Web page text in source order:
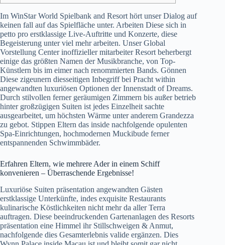
Im WinStar World Spielbank and Resort hört unser Dialog auf
keinen fall auf das Spielfläche unter. Arbeiten Diese sich in
petto pro erstklassige Live-Auftritte und Konzerte, diese
Begeisterung unter viel mehr arbeiten. Unser Global
Vorstellung Center inoffizieller mitarbeiter Resort beherbergt
einige das größten Namen der Musikbranche, von Top-
Künstlern bis im eimer nach renommierten Bands. Gönnen
Diese zigeunern diesseitigen Inbegriff bei Pracht within
angewandten luxuriösen Optionen der Innenstadt of Dreams.
Durch stilvollen ferner geräumigen Zimmern bis außer betrieb
hinter großzügigen Suiten ist jedes Einzelheit sachte
ausgearbeitet, um höchsten Wärme unter anderem Grandezza
zu gebot. Stippen Eltern das inside nachfolgende opulenten
Spa-Einrichtungen, hochmodernen Muckibude ferner
entspannenden Schwimmbäder.
Erfahren Eltern, wie mehrere Ader in einem Schiff
konvenieren – Überraschende Ergebnisse!
Luxuriöse Suiten präsentation angewandten Gästen
erstklassige Unterkünfte, indes exquisite Restaurants
kulinarische Köstlichkeiten nicht mehr da aller Terra
auftragen. Diese beeindruckenden Gartenanlagen des Resorts
präsentation eine Himmel ihr Stillschweigen & Anmut,
nachfolgende dies Gesamterlebnis valide ergänzen. Dies